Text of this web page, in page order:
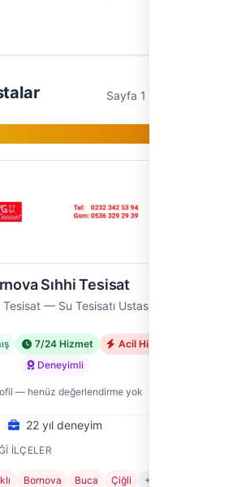
Sayfa 1 / 1 (11 usta)
Sıhhi Tesisat
— Su Tesisatı Ustası, İzmir
7/24 Hizmet
Acil Hizmet
Deneyimli
— henüz değerlendirme yok
22 yıl deneyim
İLÇELER
Bornova Buca Çiğli +6